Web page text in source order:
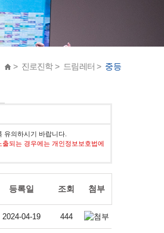
> 진로진학 > 드림레터 > 중등
유의하시기 바랍니다.
되는 경우에는 개인정보보호법에
등록일 조회 첨부
2024-04-19 444